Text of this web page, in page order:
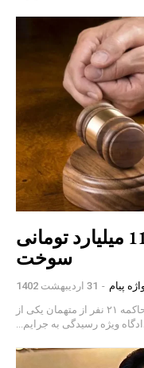
محاکمه عوامل قاچاق‌ 1100 میلیارد تومانی
سوخت
پیام - 31 اردیبهشت 1402
رئیس کل دادگستری استان تهران از آغاز محاکمه ۲۱ نفر از متهمان یکی از
ویژه رسیدگی به جرایم...